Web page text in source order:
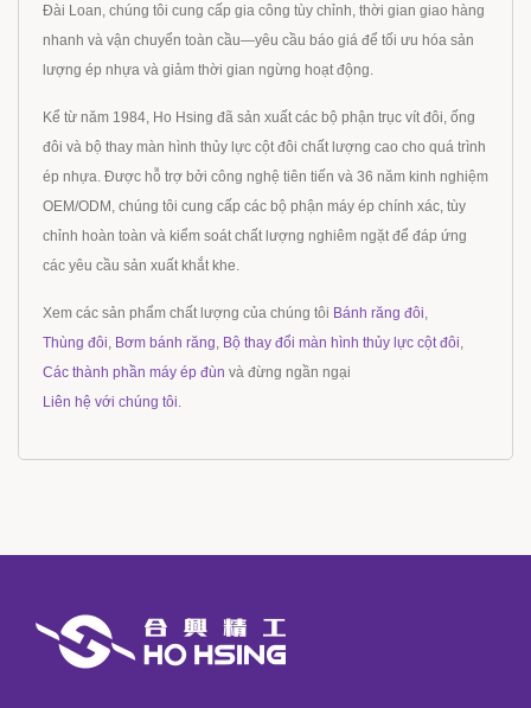
Đài Loan, chúng tôi cung cấp gia công tùy chỉnh, thời gian giao hàng
nhanh và vận chuyển toàn cầu—yêu cầu báo giá để tối ưu hóa sản
lượng ép nhựa và giảm thời gian ngừng hoạt động.
Kể từ năm 1984, Ho Hsing đã sản xuất các bộ phận trục vít đôi, ống
đôi và bộ thay màn hình thủy lực cột đôi chất lượng cao cho quá trình
ép nhựa. Được hỗ trợ bởi công nghệ tiên tiến và 36 năm kinh nghiệm
OEM/ODM, chúng tôi cung cấp các bộ phận máy ép chính xác, tùy
chỉnh hoàn toàn và kiểm soát chất lượng nghiêm ngặt để đáp ứng
các yêu cầu sản xuất khắt khe.
Xem các sản phẩm chất lượng của chúng tôi Bánh răng đôi,
Thùng đôi, Bơm bánh răng, Bộ thay đổi màn hình thủy lực cột đôi,
Các thành phần máy ép đùn và đừng ngần ngại
Liên hệ với chúng tôi.